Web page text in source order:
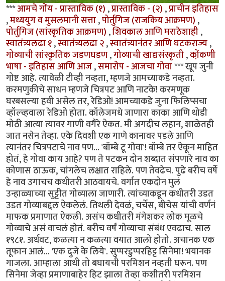
***आमचे गोंय - प्रास्ताविक (१),प्रास्ताविक - (२),प्राचीन इतिहास
,मध्ययुग व मुसलमानी सत्ता,पोर्तुगिज (राजकिय आक्रमण),
पोर्तुगिज (सांस्कृतिक आक्रमण),शिवकाल आणि मराठेशाही,
स्वातंत्र्यलढा १,स्वातंत्र्यलढा २,स्वातंत्र्यानंतर आणि घटकराज्य,
गोव्याची सांस्कृतिक जडणघडण,गोव्याची खाद्यसंस्कृती,को़ंकणी
भाषा - इतिहास आणि आज,समारोप - आजचा गोवा*** खूप जुनी
गोष्ट आहे. त्यावेळी टीव्ही नव्हता, म्हणजे आमच्याकडे नव्हता.
करमणुकीचे साधन म्हणजे चित्रपट आणि नाटके! करमणूक
घरबसल्या हवी असेल तर, रेडिओ! आमच्याकडे जुना फिलिप्सचा
व्हॉल्व्हवाला रेडिओ होता. कॉलेजमधे जाणारा काका आणि थोडी
मोठी आत्या त्यावर गाणी वगैरे ऐकत. मी अगदीच लहान, शाळेतही
जात नसेन तेव्हा. एके दिवशी एक गाणे कानावर पडले आणि
त्यानंतर चित्रपटाचे नाव पण... 'बॉम्बे टू गोवा'! बॉम्बे तर ऐकून माहित
होतं, हे गोवा काय आहे? पण ते पटकन दोन शब्दात संपणारे नाव का
कोणास ठाऊक, चांगलेच लक्षात राहिले. पण तेवढेच. पुढे बरीच वर्षे
हे नाव उगाचच कधीतरी आठवायचे. वर्गात एकदोन मुलं
उन्हाळ्याच्या सुट्टीत गोव्याला जाणारी. त्यांच्याकडून कधीतरी उडत
उडत गोव्याबद्दल ऐकलेलं. तिथली देवळं, चर्चेस, बीचेस यांची वर्णनं
माफक प्रमाणात ऐकली. असंच कधीतरी मंगेशकर लोक मूळचे
गोव्याचे असं वाचलं होतं. बरीच वर्षं गोव्याचा संबंध एवढाच. साल
१९८१. अर्धवट, कळत्या न कळत्या वयात आलो होतो. अचानक एक
तूफान आलं... 'एक दुजे के लिये'. सुप्परडुप्परहिट्ट सिनेमा! भयानक
गाजला. आम्हाला आधी तो बघायची परमिशन नव्हती घरून. पण
सिनेमा जेव्हा प्रमाणाबाहेर हिट झाला तेव्हा कशीतरी परमिशन